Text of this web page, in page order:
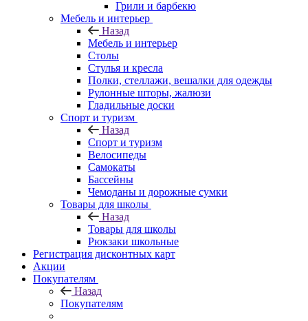
Грили и барбекю
Мебель и интерьер
Назад
Мебель и интерьер
Столы
Стулья и кресла
Полки, стеллажи, вешалки для одежды
Рулонные шторы, жалюзи
Гладильные доски
Спорт и туризм
Назад
Спорт и туризм
Велосипеды
Самокаты
Бассейны
Чемоданы и дорожные сумки
Товары для школы
Назад
Товары для школы
Рюкзаки школьные
Регистрация дисконтных карт
Акции
Покупателям
Назад
Покупателям